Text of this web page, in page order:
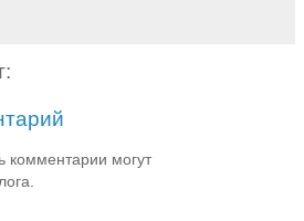
комментарии могут